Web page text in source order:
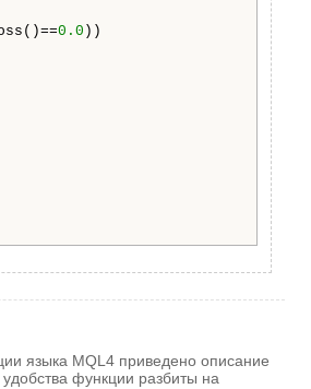
0.0 ))
языка MQL4 приведено описание
функции разбиты на